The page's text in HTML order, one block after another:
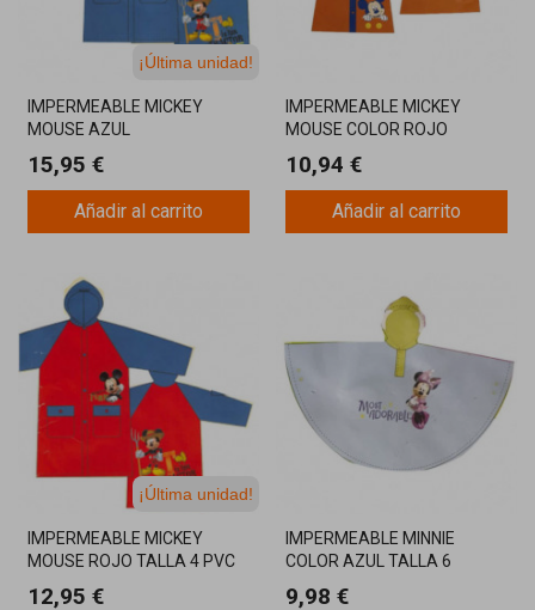
¡Última unidad!
IMPERMEABLE MICKEY
MOUSE AZUL
15,95 €
Añadir al carrito
IMPERMEABLE MICKEY
MOUSE COLOR ROJO
10,94 €
Añadir al carrito
¡Última unidad!
IMPERMEABLE MICKEY
MOUSE ROJO TALLA 4 PVC
12,95 €
IMPERMEABLE MINNIE
COLOR AZUL TALLA 6
9,98 €